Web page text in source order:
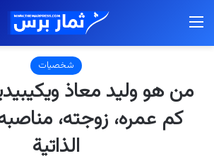
شخصيات
من هو وليد معاذ
كم عمره، زوجته،
الذاتية